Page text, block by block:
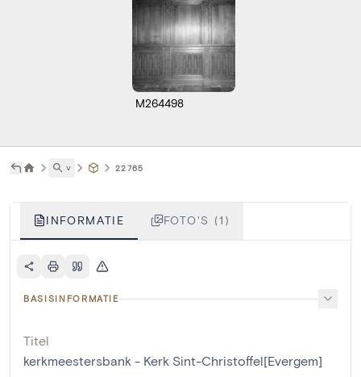
M264498
˅ 22765
INFORMATIE FOTO'S (1)
BASISINFORMATIE
Titel
kerkmeestersbank - Kerk Sint-Christoffel[Evergem]